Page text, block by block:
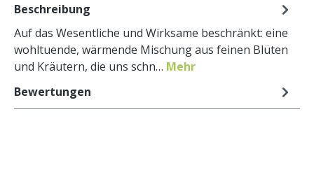
Beschreibung
Auf das Wesentliche und Wirksame beschränkt: eine
wohltuende, wärmende Mischung aus feinen Blüten
und Kräutern, die uns schn… Mehr
Bewertungen